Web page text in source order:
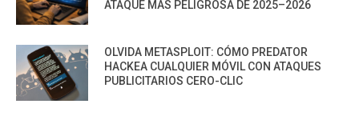
ATAQUE MÁS PELIGROSA DE 2025–2026
OLVIDA METASPLOIT: CÓMO PREDATOR
HACKEA CUALQUIER MÓVIL CON ATAQUES
PUBLICITARIOS CERO-CLIC